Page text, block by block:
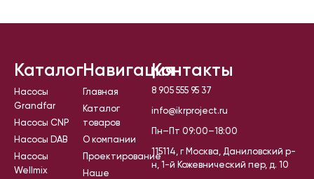
Каталог
Насосы
Grandfar
Насосы CNP
Насосы DAB
Насосы
Wellmix
Навигация
Главная
Каталог
товаров
О компании
Проектирование
Наше
Контакты
8 905 555 95 37
info@ikrproject.ru
Пн–Пт 09:00–18:00
115114, г Москва, Даниловский р-
н, 1-й Кожевнический пер, д. 10